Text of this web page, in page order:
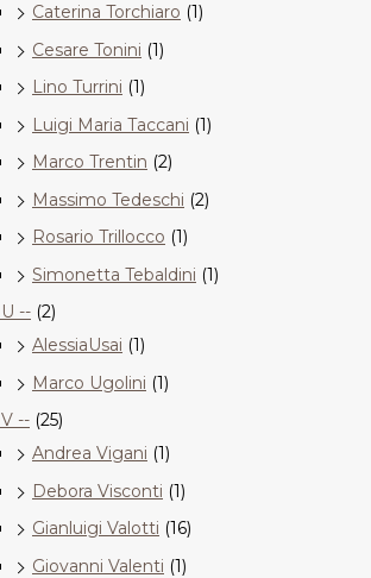
Caterina Torchiaro (1)
Cesare Tonini (1)
Lino Turrini (1)
Luigi Maria Taccani (1)
Marco Trentin (2)
Massimo Tedeschi (2)
Rosario Trillocco (1)
Simonetta Tebaldini (1)
-- (2)
AlessiaUsai (1)
Marco Ugolini (1)
-- (25)
Andrea Vigani (1)
Debora Visconti (1)
Gianluigi Valotti (16)
Giovanni Valenti (1)